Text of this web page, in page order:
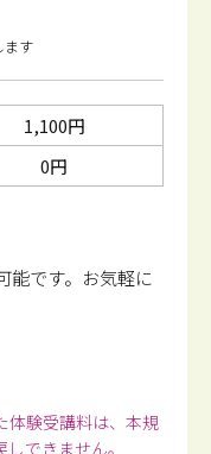
ます
1,100円
0円
です。 お気軽に
体験受講料は、本規
できません。